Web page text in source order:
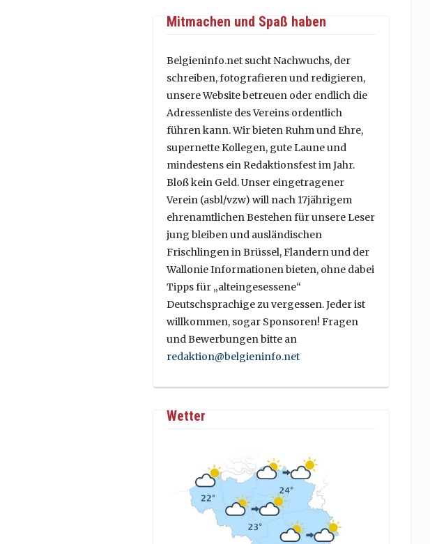
Mitmachen und Spaß haben
Belgieninfo.net sucht Nachwuchs, der
schreiben, fotografieren und redigieren,
unsere Website betreuen oder endlich die
Adressenliste des Vereins ordentlich
führen kann. Wir bieten Ruhm und Ehre,
supernette Kollegen, gute Laune und
mindestens ein Redaktionsfest im Jahr.
Bloß kein Geld. Unser eingetragener
Verein (asbl/vzw) will nach 17jährigem
ehrenamtlichen Bestehen für unsere Leser
jung bleiben und ausländischen
Frischlingen in Brüssel, Flandern und der
Wallonie Informationen bieten, ohne dabei
Tipps für „alteingesessene“
Deutschsprachige zu vergessen. Jeder ist
willkommen, sogar Sponsoren! Fragen
und Bewerbungen bitte an
redaktion@belgieninfo.net
Wetter